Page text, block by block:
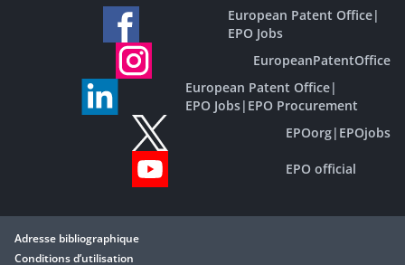
European Patent Office|
EPO Jobs
EuropeanPatentOffice
European Patent Office|
EPO Jobs| EPO Procurement
EPOorg| EPOjobs
EPO official
Adresse bibliographique
Conditions d’utilisation